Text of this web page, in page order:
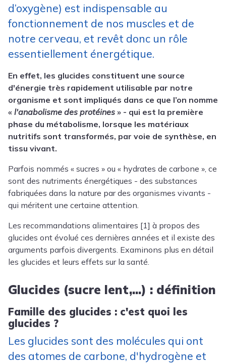
d’oxygène) est indispensable au
fonctionnement de nos muscles et de
notre cerveau, et revêt donc un rôle
essentiellement énergétique.
En effet, les glucides constituent une source
d'énergie très rapidement utilisable par notre
organisme et sont impliqués dans ce que l’on nomme
« l'anabolisme des protéines » - qui est la première
phase du métabolisme, lorsque les matériaux
nutritifs sont transformés, par voie de synthèse, en
tissu vivant.
Parfois nommés « sucres » ou « hydrates de carbone », ce
sont des nutriments énergétiques - des substances
fabriquées dans la nature par des organismes vivants -
qui méritent une certaine attention.
Les recommandations alimentaires [1] à propos des
glucides ont évolué ces dernières années et il existe des
arguments parfois divergents. Examinons plus en détail
les glucides et leurs effets sur la santé.
Glucides (sucre lent,...) : définition
Famille des glucides : c'est quoi les
glucides ?
Les glucides sont des molécules qui ont
des atomes de carbone, d'hydrogène et